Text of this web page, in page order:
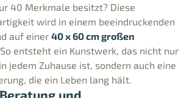
40 Merkmale besitzt? Diese
wird in einem beeindruckenden
auf einer 40 x 60 cm großen
entsteht ein Kunstwerk, das nicht nur
jedem Zuhause ist, sondern auch eine
die ein Leben lang hält.
und